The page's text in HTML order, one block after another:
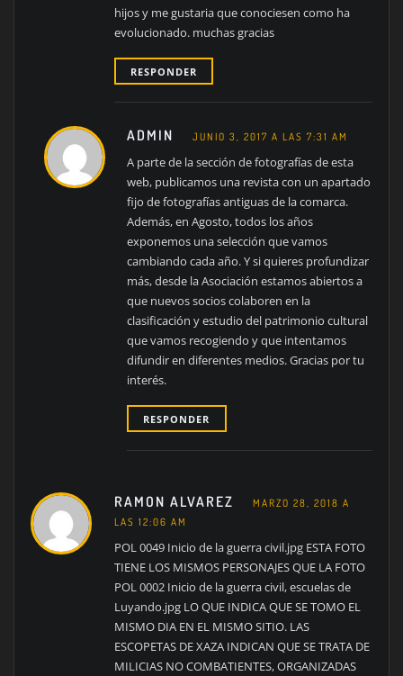
hijos y me gustaria que conociesen como ha
evolucionado. muchas gracias
RESPONDER
ADMIN JUNIO 3, 2017 A LAS 7:31 AM
A parte de la sección de fotografías de esta
web, publicamos una revista con un apartado
fijo de fotografías antiguas de la comarca.
Además, en Agosto, todos los años
exponemos una selección que vamos
cambiando cada año. Y si quieres profundizar
más, desde la Asociación estamos abiertos a
que nuevos socios colaboren en la
clasificación y estudio del patrimonio cultural
que vamos recogiendo y que intentamos
difundir en diferentes medios. Gracias por tu
interés.
RESPONDER
RAMON ALVAREZ
MARZO 28, 2018 A
LAS 12:06 AM
POL 0049 Inicio de la guerra civil.jpg ESTA FOTO
TIENE LOS MISMOS PERSONAJES QUE LA FOTO
POL 0002 Inicio de la guerra civil, escuelas de
Luyando.jpg LO QUE INDICA QUE SE TOMO EL
MISMO DIA EN EL MISMO SITIO. LAS
ESCOPETAS DE XAZA INDICAN QUE SE TRATA DE
MILICIAS NO COMBATIENTES, ORGANIZADAS